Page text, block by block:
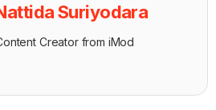
Suriyodara
Creator from iMod